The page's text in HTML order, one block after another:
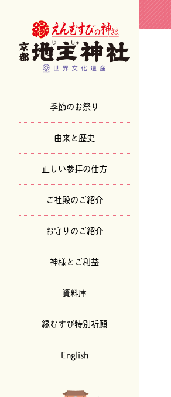
季節のお祭り
由来と歴史
正しい参拝の仕方
ご社殿のご紹介
お守りのご紹介
神様とご利益
資料庫
縁むすび特別祈願
English